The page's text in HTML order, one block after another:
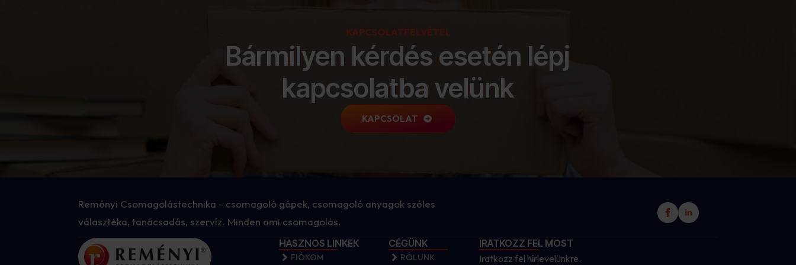
KAPCSOLATFELVÉTEL
Bármilyen kérdés esetén lépj
kapcsolatba velünk
KAPCSOLAT
Reményi Csomagolástechnika - csomagoló gépek, csomagoló anyagok széles
választéka, tanácsadás, szervíz. Minden ami csomagolás.
HASZNOS LINKEK
FIÓKOM
CÉGÜNK
RÓLUNK
IRATKOZZ FEL MOST
Iratkozz fel hírlevelünkre.